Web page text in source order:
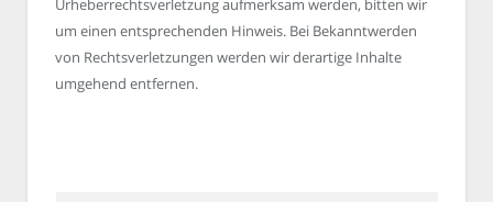
Urheberrechtsverletzung aufmerksam werden, bitten wir
um einen entsprechenden Hinweis. Bei Bekanntwerden
von Rechtsverletzungen werden wir derartige Inhalte
umgehend entfernen.